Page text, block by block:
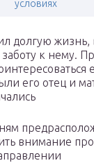
условиях
долгую жизнь,
к нему.
его отец и
внимание